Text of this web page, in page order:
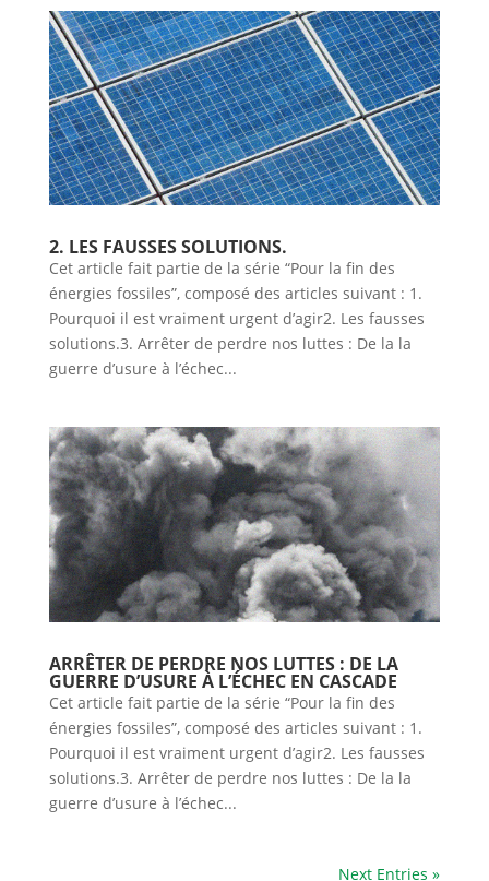
2. LES FAUSSES SOLUTIONS.
Cet article fait partie de la série “Pour la fin des
énergies fossiles”, composé des articles suivant : 1.
Pourquoi il est vraiment urgent d’agir2. Les fausses
solutions.3. Arrêter de perdre nos luttes : De la la
guerre d’usure à l’échec...
ARRÊTER DE PERDRE NOS LUTTES : DE LA
GUERRE D’USURE À L’ÉCHEC EN CASCADE
Cet article fait partie de la série “Pour la fin des
énergies fossiles”, composé des articles suivant : 1.
Pourquoi il est vraiment urgent d’agir2. Les fausses
solutions.3. Arrêter de perdre nos luttes : De la la
guerre d’usure à l’échec...
Next Entries »